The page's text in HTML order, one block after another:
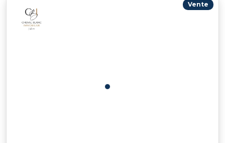
Vente